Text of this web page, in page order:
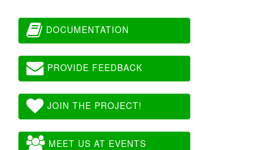
DOCUMENTATION
PROVIDE FEEDBACK
JOIN THE PROJECT!
MEET US AT EVENTS